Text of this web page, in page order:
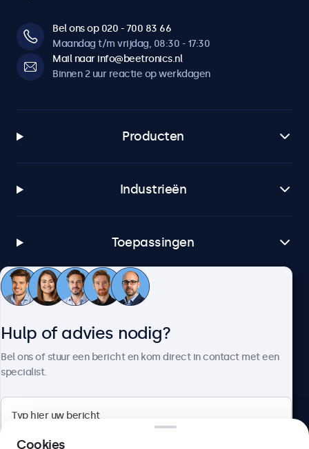
Bel ons op 020 - 700 83 66
Maandag t/m vrijdag, 08:30 - 17:30
Mail naar info@beetronics.nl
Binnen 2 uur reactie op werkdagen
Producten
Industrieën
Toepassingen
Klantenservice
Hulp of advies nodig?
Bel ons of stuur een bericht en kom direct in contact met een
specialist.
Cookies